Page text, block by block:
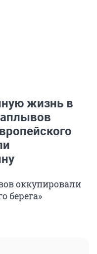
жизнь в
оккупировали
берега»